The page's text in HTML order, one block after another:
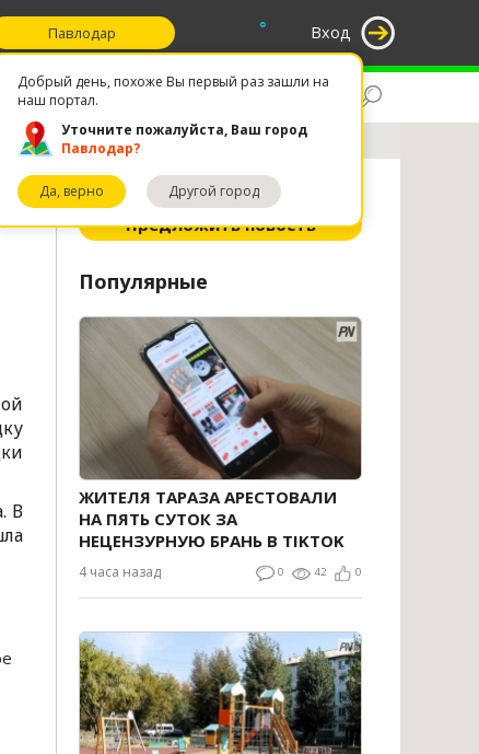
Вход
°
Павлодар
Добрый день, похоже Вы первый раз зашли на
наш портал.
Уточните пожалуйста, Ваш город
Павлодар?
Да, верно Другой город
Избранное
Предложить новость
Популярные
ЖИТЕЛЯ ТАРАЗА АРЕСТОВАЛИ
НА ПЯТЬ СУТОК ЗА
НЕЦЕНЗУРНУЮ БРАНЬ В TIKTOK
4 часа назад 0 42 0
В